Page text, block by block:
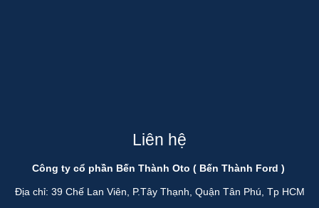
Liên hệ
Công ty cổ phần Bến Thành Oto ( Bến Thành Ford )
Địa chỉ: 39 Chế Lan Viên, P.Tây Thạnh, Quận Tân Phú, Tp HCM